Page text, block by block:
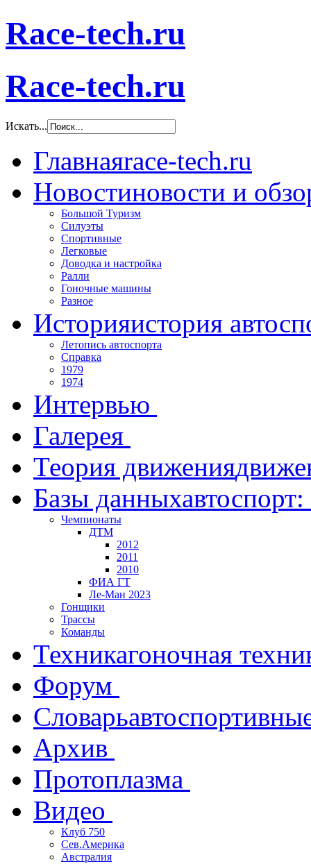
Race-tech.ru
Race-tech.ru
Искать...
Главнаяrace-tech.ru
Новостиновости и
Большой Туризм
Силуэты
Спортивные
Легковые
Доводка и настройка
Ралли
Гоночные машины
Разное
Историяистория
Летопись автоспорта
Справка
1979
1974
Интервью
Галерея
Теория движения
Базы данных
Чемпионаты
ДТМ
2012
2011
2010
ФИА ГТ
Ле-Ман 2023
Гонщики
Трассы
Команды
Техникагоночная
Форум
Словарь
Архив
Протоплазма
Видео
Клуб 750
Сев.Америка
Австралия